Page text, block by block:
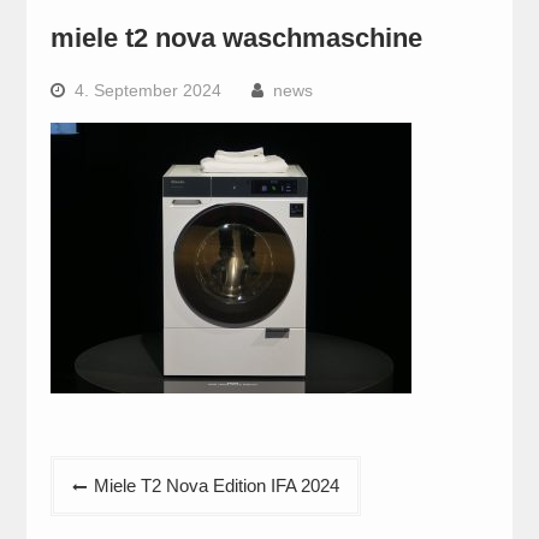
miele t2 nova waschmaschine
4. September 2024 news
Beitragsnavigation
Miele T2 Nova Edition IFA 2024